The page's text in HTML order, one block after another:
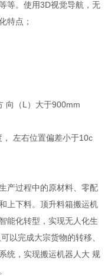
等。使用3D视觉导航，无
特点；
向（L）大于900mm
左右位置偏差小于10c
产过程中的原材料、零配
上下料。顶升料箱搬运机
能化转型，实现无人化生
以完成大宗货物的转移、
统，实现搬运机器人大 规